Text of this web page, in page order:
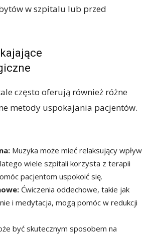
w szpitalu lub przed
często oferują również różne
metody uspokajania pacjentów.
Muzyka może mieć relaksujący wpływ
wiele szpitali korzysta z terapii
pacjentom uspokoić się.
Ćwiczenia oddechowe, takie jak
i medytacja, mogą pomóc w redukcji
być skutecznym sposobem na